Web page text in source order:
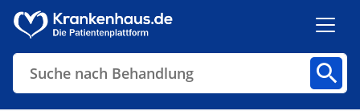
Suche nach Behandlung